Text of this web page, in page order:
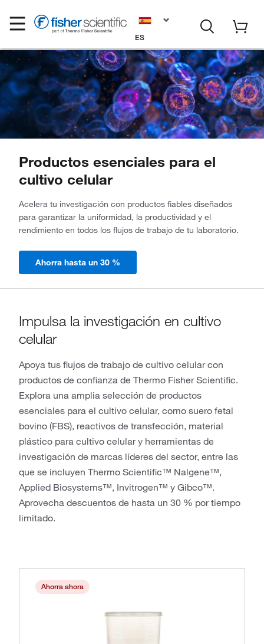
ES
Productos esenciales para el
cultivo celular
Acelera tu investigación con productos fiables diseñados
para garantizar la uniformidad, la productividad y el
rendimiento en todos los flujos de trabajo de tu laboratorio.
Ahorra hasta un 30 %
Impulsa la investigación en cultivo
celular
Apoya tus flujos de trabajo de cultivo celular con
productos de confianza de Thermo Fisher Scientific.
Explora una amplia selección de productos
esenciales para el cultivo celular, como suero fetal
bovino (FBS), reactivos de transfección, material
plástico para cultivo celular y herramientas de
investigación de marcas líderes del sector, entre las
que se incluyen Thermo Scientific™ Nalgene™,
Applied Biosystems™, Invitrogen™ y Gibco™.
Aprovecha descuentos de hasta un 30 % por tiempo
limitado.
Ahorra ahora